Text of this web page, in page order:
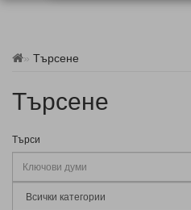
Търсене
Търсене
Търси